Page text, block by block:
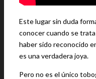
Este lugar sin duda
conocer cuando se
haber sido reconocido
es una verdadera joya.
Pero no es el único